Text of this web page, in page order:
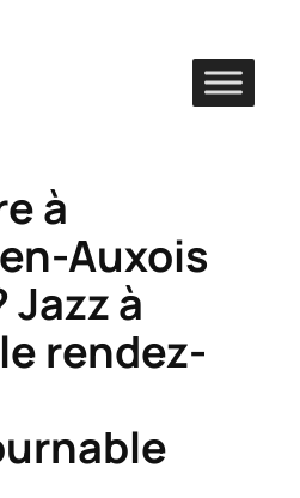
à
Auxois
Jazz à
rendez-